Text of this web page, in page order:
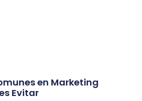
en Marketing
Evitar